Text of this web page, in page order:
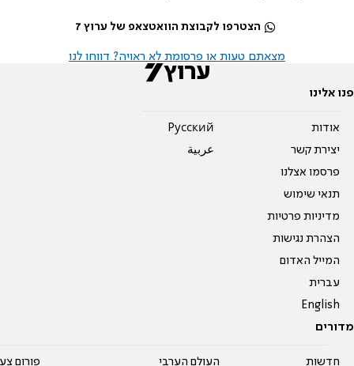
הצטרפו לקבוצת הוואטצאפ של ערוץ 7
מצאתם טעות או פרסומת לא ראויה? דווחו לנו
פנו אלינו
אודות
יצירת קשר
פרסמו אצלנו
תנאי שימוש
מדיניות פרטיות
הצהרת נגישות
המייל האדום
עברית
English
Pусский
عربية
מדורים
חדשות
העולם הערבי
פורום